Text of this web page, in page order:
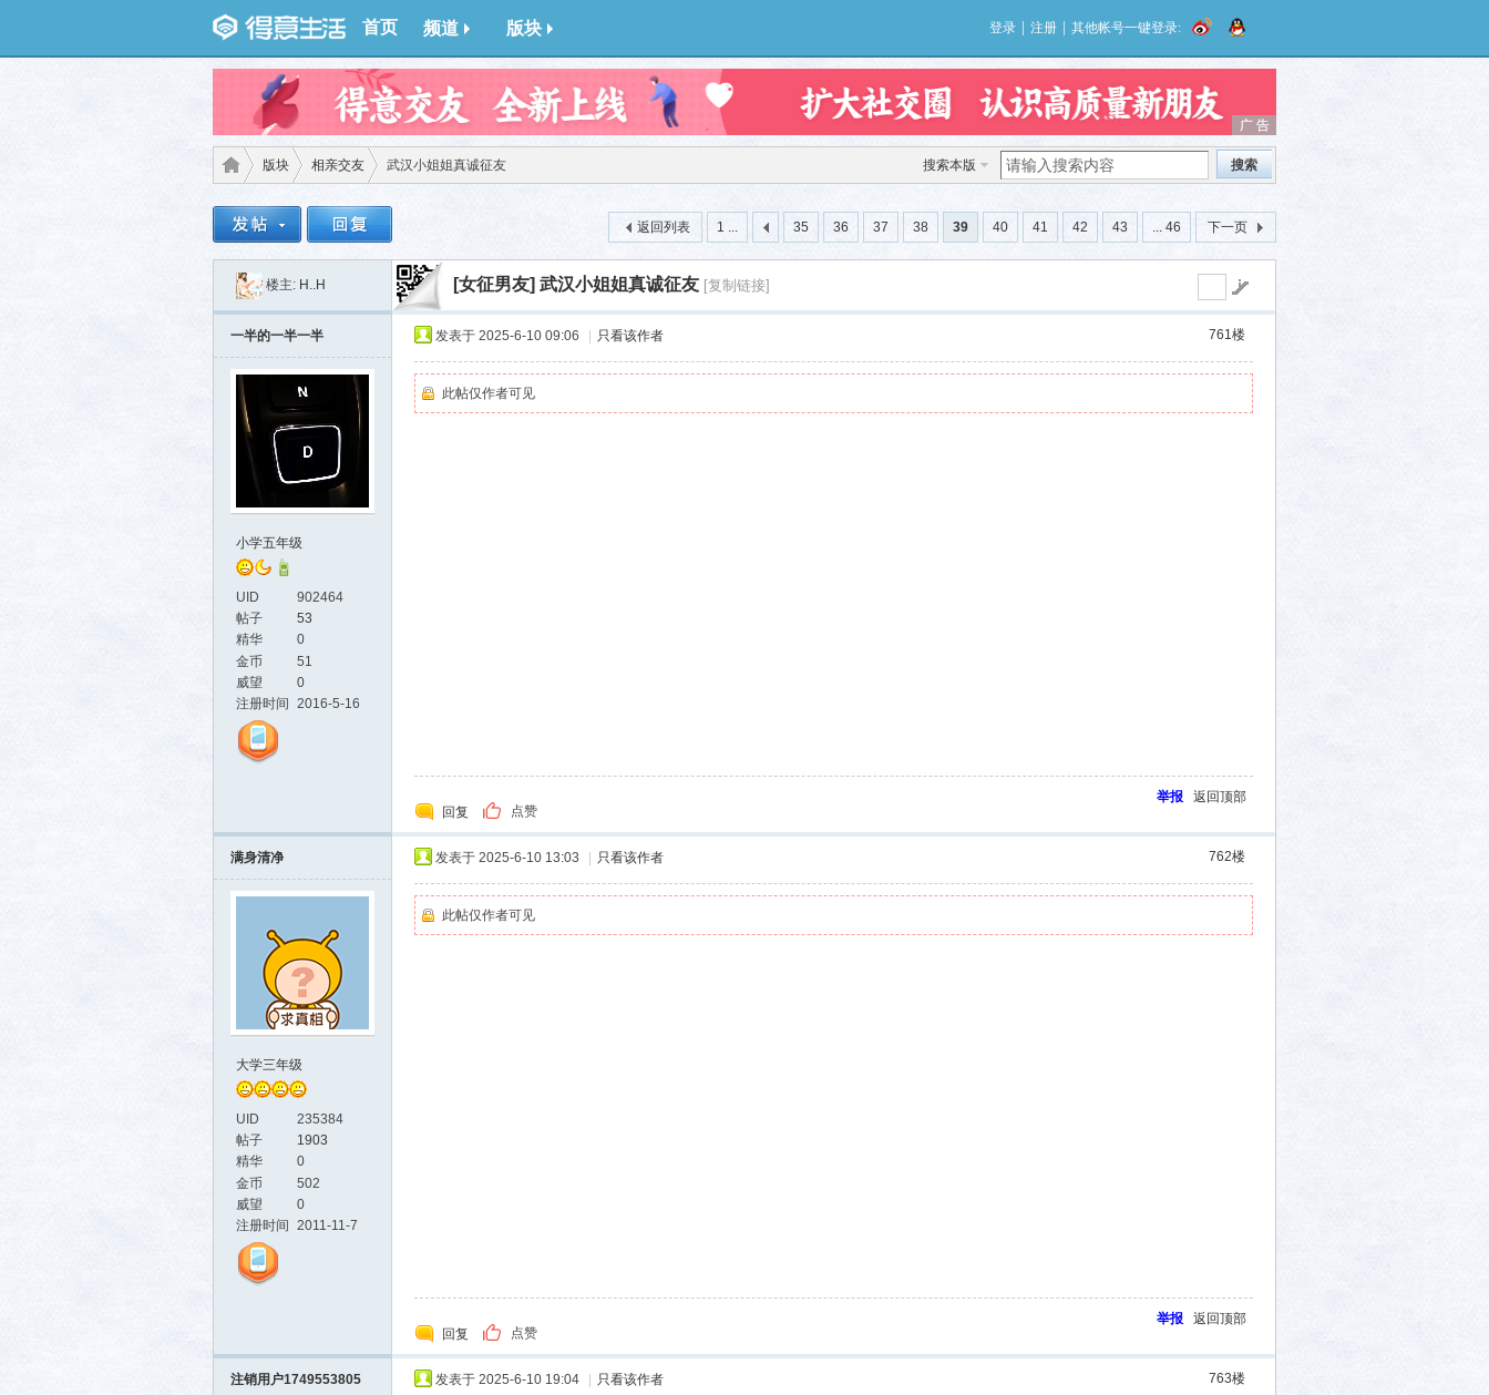
首页 频道 版块 登录 注册 其他帐号一键登录:
广 告
广 告
搜索本版 搜索
得意
生活
›
版块
›
相亲交友
›
武汉小姐姐真诚征友
1 ... 35 36 37 38 39 40 41 42 43 ... 46 下一页
返回列表
楼主: H..H [女征男友] 武汉小姐姐真诚征友 [复制链接]
一半的一半一半
小学五年级
UID
902464
帖子
53
精华
0
金币
51
威望
0
注册时间
2016-5-16
761楼
发表于 2025-6-10 09:06 只看该作者
此帖仅作者可见
回复 点赞
举报 返回顶部
满身清净
大学三年级
UID
235384
帖子
1903
精华
0
金币
502
威望
0
注册时间
2011-11-7
762楼
发表于 2025-6-10 13:03 只看该作者
此帖仅作者可见
回复 点赞
举报 返回顶部
注销用户1749553805 763楼
发表于 2025-6-10 19:04 只看该作者